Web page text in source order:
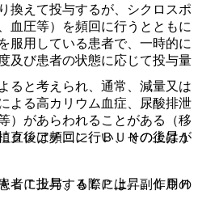
ると考えられ、通常、減量又は
よる高カリウム血症、尿酸排泄
）があらわれることがある（移
クレアチニン、ＢＵＮの上昇が
ＬＴ上昇、ＡＬＰ上昇、ＬＤＨ
換えて投与するが、シクロスポ
血圧等）を頻回に行うとともに
服用している患者で、一時的に
及び患者の状態に応じて投与量
直後は頻回に行い、その後は１
者に投与する際には、副作用の